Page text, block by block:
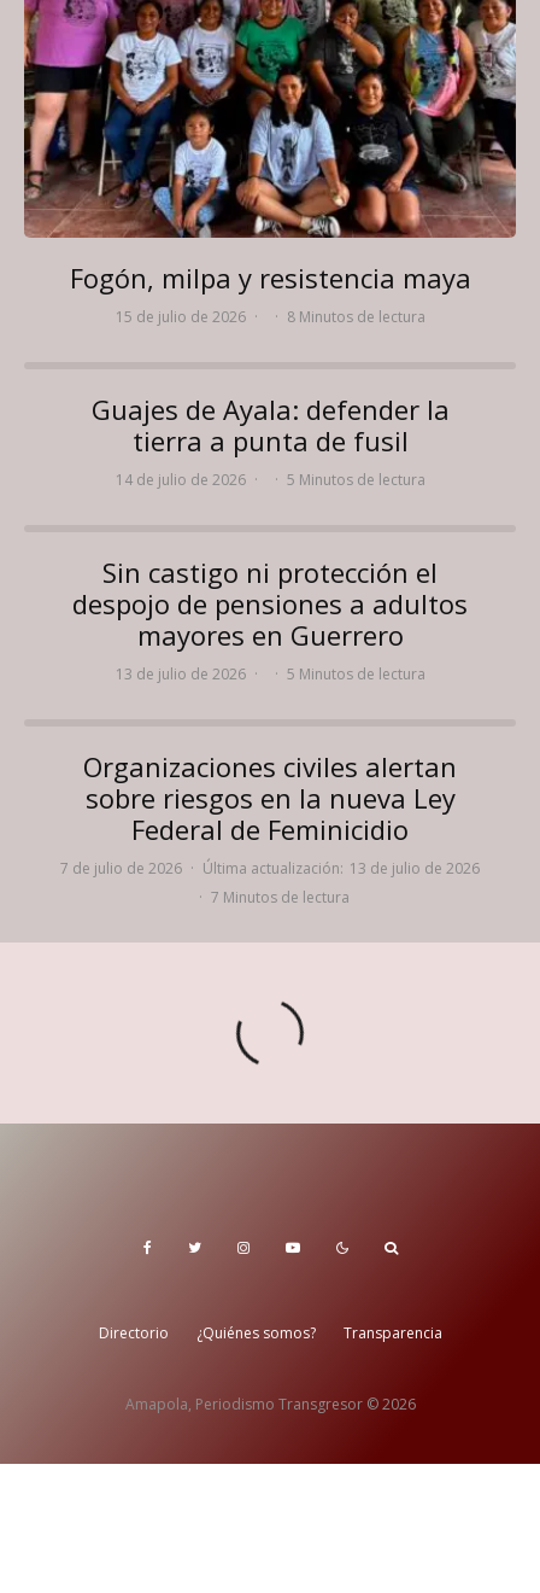
Fogón, milpa y resistencia maya
15 de julio de 2026 · · 8 Minutos de lectura
Guajes de Ayala: defender la
tierra a punta de fusil
14 de julio de 2026 · · 5 Minutos de lectura
Sin castigo ni protección el
despojo de pensiones a adultos
mayores en Guerrero
13 de julio de 2026 · · 5 Minutos de lectura
Organizaciones civiles alertan
sobre riesgos en la nueva Ley
Federal de Feminicidio
7 de julio de 2026 · Última actualización: 13 de julio de 2026
· 7 Minutos de lectura
Directorio ¿Quiénes somos? Transparencia
Amapola, Periodismo Transgresor © 2026